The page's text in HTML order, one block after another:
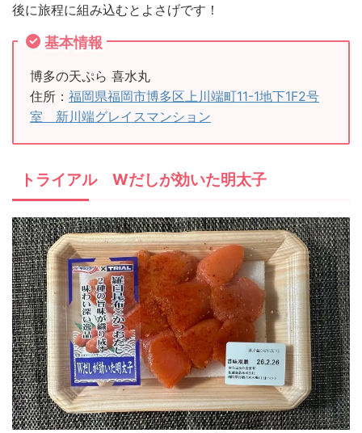
後に旅程に組み込むとよさげです！
基本情報
博多の天ぷら 喜水丸
住所： 福岡県福岡市博多区上川端町11-1地下1F2号
室 新川端グレイスマンション
トライアル Wだしが効いた明太子